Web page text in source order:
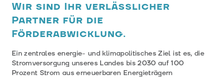
Wir sind Ihr verlässlicher
Partner für die
Förderabwicklung.
Ein zentrales energie- und klimapolitisches Ziel ist es, die
Stromversorgung unseres Landes bis 2030 auf 100
Prozent Strom aus erneuerbaren Energieträgern